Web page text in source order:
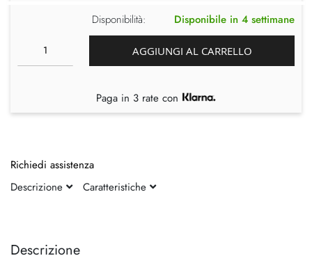
fine
della
Descrizione
Disponibilità: Disponibile in 4 settimane
AGGIUNGI AL CARRELLO
Paga in 3 rate con
Richiedi assistenza
Descrizione
Caratteristiche